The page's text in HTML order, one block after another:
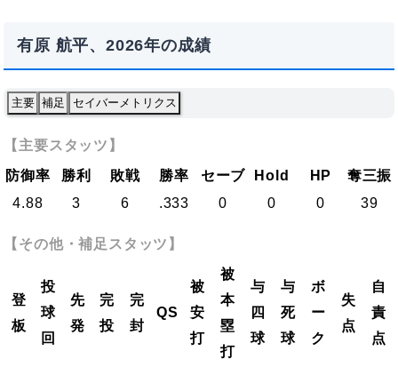
有原 航平、2026年の成績
主要 補足 セイバーメトリクス
【主要スタッツ】
防御率
勝利 敗戦 勝率 セーブ Hold HP
奪三振
4.88
3 6 .333 0 0 0 39
【その他・補足スタッツ】
登
板
投
球
回
先
発
完
投
完
封
QS
被
安
打
被
本
塁
打
与
四
球
与
死
球
ボ
ー
ク
失
点
自
責
点